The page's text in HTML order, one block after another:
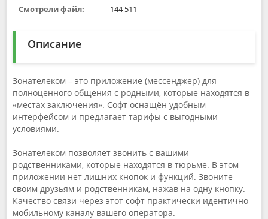
Смотрели файл:
144 511
Описание
Зонателеком – это приложение (мессенджер) для
полноценного общения с родными, которые находятся в
«местах заключения». Софт оснащён удобным
интерфейсом и предлагает тарифы с выгодными
условиями.
Зонателеком позволяет звонить с вашими
родственниками, которые находятся в тюрьме. В этом
приложении нет лишних кнопок и функций. Звоните
своим друзьям и родственникам, нажав на одну кнопку.
Качество связи через этот софт практически идентично
мобильному каналу вашего оператора.